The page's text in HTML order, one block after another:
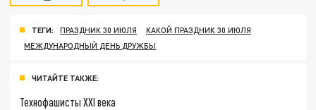
ТЕГИ: ПРАЗДНИК 30 ИЮЛЯ
КАКОЙ ПРАЗДНИК 30 ИЮЛЯ
МЕЖДУНАРОДНЫЙ ДЕНЬ ДРУЖБЫ
ЧИТАЙТЕ ТАКЖЕ:
Технофашисты XXI века